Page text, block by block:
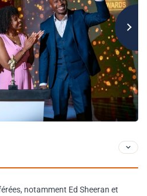
notamment Ed Sheeran et